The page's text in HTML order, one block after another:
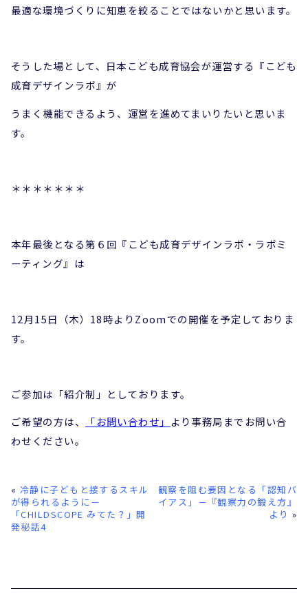
最適な環境づくりに知恵を絞ることではないかと思います。
そうした場として、日本こども成育協会が運営する『こども
成育デザインラボ』が
うまく機能できるよう、運営を進めてまいりたいと思いま
す。
＊＊＊＊＊＊＊
本年最後となる第６回『こども成育デザインラボ・ラボミ
ーティング』は
12月15日（木）18時よりZoomでの開催を予定しておりま
す。
ご参加は「紹介制」としております。
ご希望の方は、
「お問い合わせ」 より事務局までお問い合
わせください。
« 冷静に子どもと接するスキル
が得られるように－
「CHILDSCOPE みてた？」開
発秘話4
観察を阻む要因となる「認知バ
イアス」－『観察力の鍛え方』
より »